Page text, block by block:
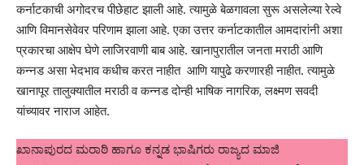
कर्नाटकाची अगोदरच पीछेहाट झाली आहे. त्यामुळे बेळगावला सुरू असलेल्या रेल्वे
आणि विमानसेवेवर परिणाम झाला आहे. एका उत्तर कर्नाटकातील आमदारांनी अशा
प्रकारचा आक्षेप घेणे लाजिरवाणी बाब आहे. खानापुरातील जनता मराठी आणि
कन्नड असा भेदभाव कधीच करत नाहीत आणि यापुढे करणारही नाहीत. त्यामुळे
खानापूर तालुक्यातील मराठी व कन्नड दोन्ही भाषिक नागरिक, लक्ष्मण सवदी
यांच्यावर नाराज आहेत.
ಖಾನಾಪುರದ ಮರಾಠಿ ಹಾಗೂ ಕನ್ನಡ ಭಾಷಿಗರು ರಾಜ್ಯದ ಮಾಜಿ